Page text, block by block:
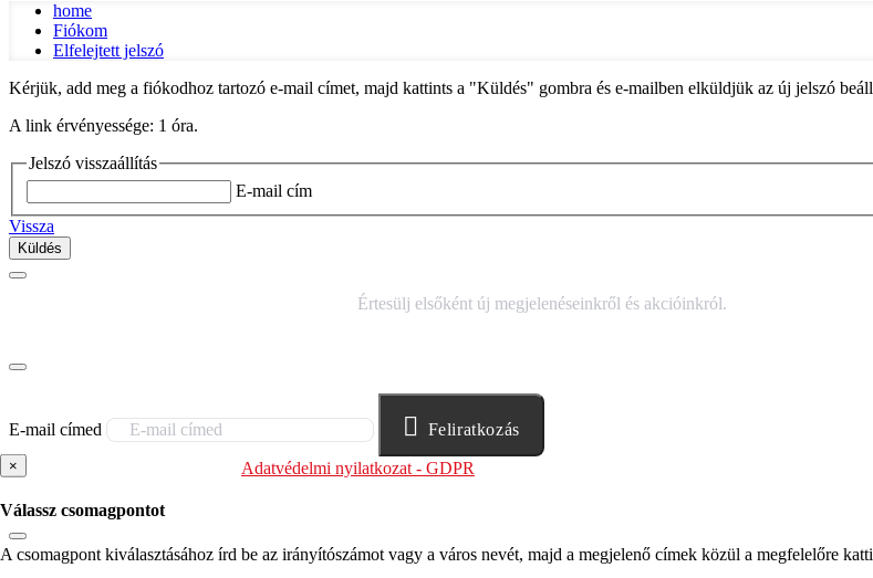
home
Fiókom
Elfelejtett jelszó
Kérjük, add meg a fiókodhoz tartozó e-mail címet, majd kattints a "Küldés" gombra és e-mailben elküldjük az új jelszó
A link érvényessége: 1 óra.
Jelszó visszaállítás
E-mail cím
Vissza
Küldés
Értesülj elsőként új megjelenéseinkről és akcióinkról.
E-mail címed Feliratkozás
Adatvédelmi nyilatkozat - GDPR
ELÉRHETŐSÉGEK
×
Válassz csomagpontot
A csomagpont kiválasztásához írd be az irányítószámot vagy a város nevét, majd a megjelenő címek közül a megfelelőre